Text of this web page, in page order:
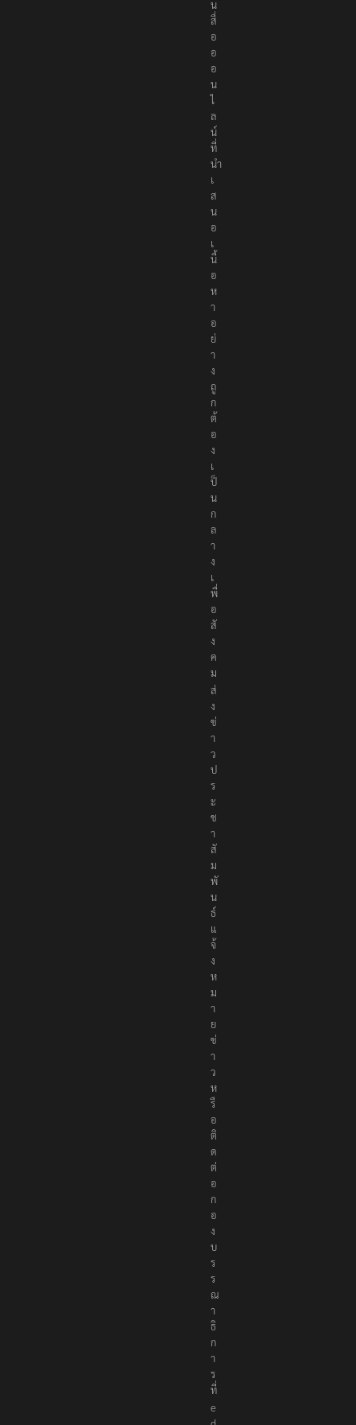
น
สื่
อ
อ
อ
น
ไ
ล
น์
ที่
นำ
เ
ส
น
อ
เ
นื้
อ
ห
า
อ
ย่
า
ง
ถู
ก
ต้
อ
ง
เ
ป็
น
ก
ล
า
ง
เ
พื่
อ
สั
ง
ค
ม
ส่
ง
ข่
า
ว
ป
ร
ะ
ช
า
สั
ม
พั
น
ธ์
แ
จ้
ง
ห
ม
า
ย
ข่
า
ว
ห
รื
อ
ติ
ด
ต่
อ
ก
อ
ง
บ
ร
ร
ณ
า
ธิ
ก
า
ร
ที่
e